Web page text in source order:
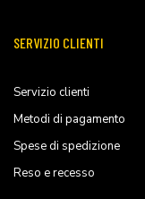
SERVIZIO CLIENTI
Servizio clienti
Metodi di pagamento
Spese di spedizione
Reso e recesso